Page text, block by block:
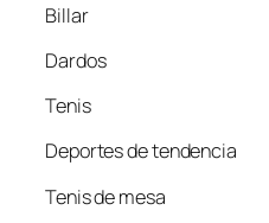
Billar
Dardos
Tenis
Deportes de tendencia
Tenis de mesa